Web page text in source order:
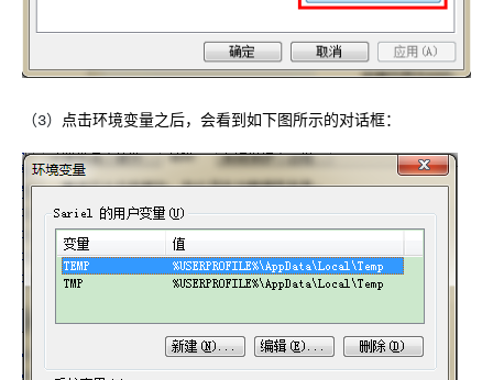
（3） 点击环境变量之后，会看到如下图所示的对话框：